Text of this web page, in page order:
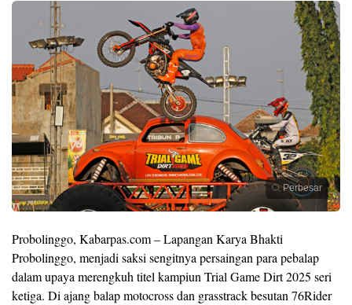
Perbesar
Probolinggo, Kabarpas.com – Lapangan Karya Bhakti
Probolinggo, menjadi saksi sengitnya persaingan para pebalap
dalam upaya merengkuh titel kampiun Trial Game Dirt 2025 seri
ketiga. Di ajang balap motocross dan grasstrack besutan 76Rider